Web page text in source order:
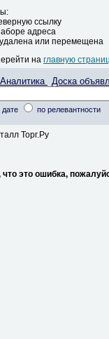
ссылку
адреса
или перемещена
на главную
Аналитика Доска
дате по релевантности
Торг.Ру
это ошибка,